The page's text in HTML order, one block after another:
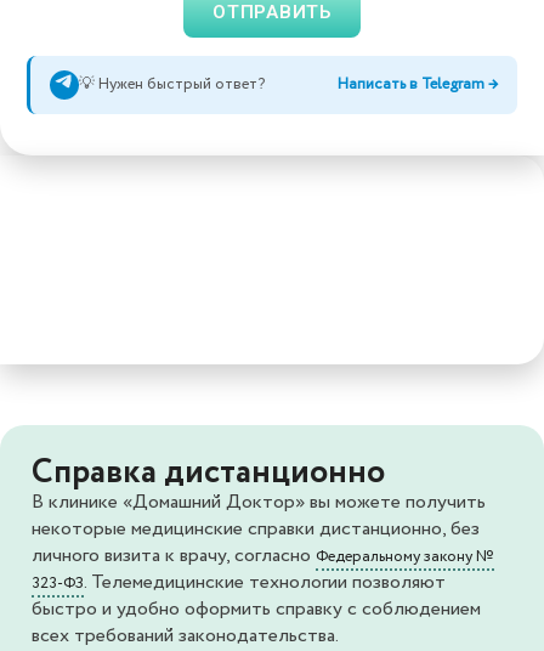
ОТПРАВИТЬ
💡 Нужен быстрый ответ? Написать в Telegram →
Справка дистанционно
В клинике «Домашний Доктор» вы можете получить
некоторые медицинские справки дистанционно, без
личного визита к врачу, согласно Федеральному закону №
323-ФЗ. Телемедицинские технологии позволяют
быстро и удобно оформить справку с соблюдением
всех требований законодательства.